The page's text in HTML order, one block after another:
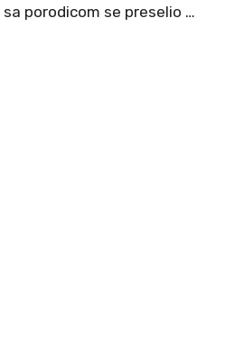
porodicom se preselio …